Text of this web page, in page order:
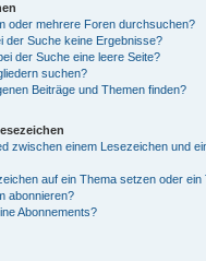
oder mehrere Foren durchsuchen?
der Suche keine Ergebnisse?
der Suche eine leere Seite?
suchen?
Beiträge und Themen finden?
zwischen einem Lesezeichen und
auf ein Thema setzen oder ein
abonnieren?
Abonnements?